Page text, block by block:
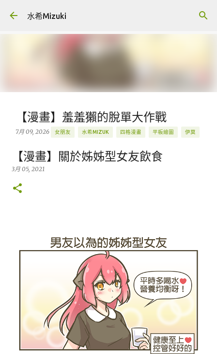
水希Mizuki
精選
【漫畫】羞羞獺的脫單大作戰
7月 09, 2026 女朋友 水希MIZUK 四格漫畫 平板繪圖 伊莫
ANIIMO BLOG BLOG.MIZUKIGU IPAD PRO 繪圖
【漫畫】關於姊姊型女友飲食
3月 05, 2021